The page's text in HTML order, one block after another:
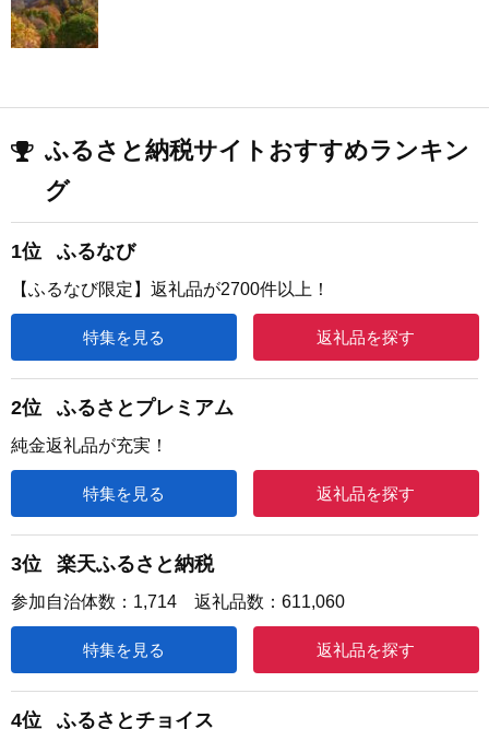
ふるさと納税サイトおすすめランキン
グ
1位 ふるなび
【ふるなび限定】返礼品が2700件以上！
特集を見る 返礼品を探す
2位 ふるさとプレミアム
純金返礼品が充実！
特集を見る 返礼品を探す
3位 楽天ふるさと納税
参加自治体数：1,714 返礼品数：611,060
特集を見る 返礼品を探す
4位 ふるさとチョイス